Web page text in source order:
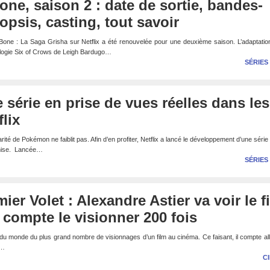
saison 2 : date de sortie, bandes-
casting, tout savoir
: La Saga Grisha sur Netflix a été renouvelée pour une deuxième saison.
Six of Crows de Leigh Bardugo…
SÉRIES
série en prise de vues réelles dans les
de Pokémon ne faiblit pas. Afin d’en profiter, Netflix a lancé le développement d’une série
Lancée…
SÉRIES
Volet : Alexandre Astier va voir le
le visionner 200 fois
monde du plus grand nombre de visionnages d’un film au cinéma. Ce faisant, il compte